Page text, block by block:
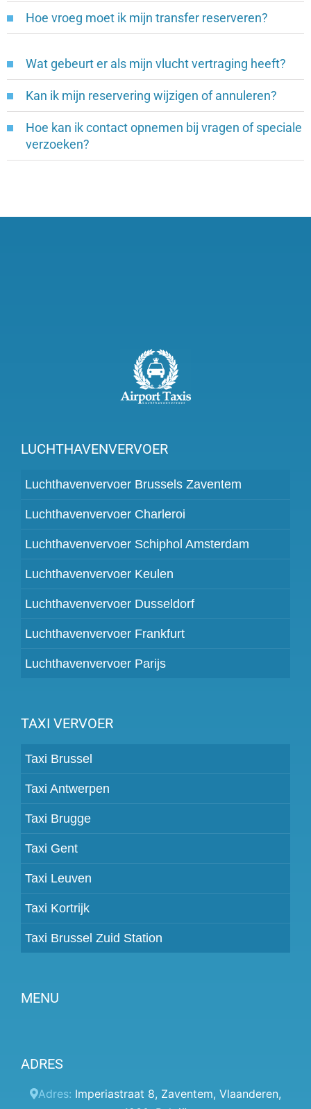
Hoe vroeg moet ik mijn transfer reserveren?
Wat gebeurt er als mijn vlucht vertraging heeft?
Kan ik mijn reservering wijzigen of annuleren?
Hoe kan ik contact opnemen bij vragen of speciale
verzoeken?
LUCHTHAVENVERVOER
Luchthavenvervoer Brussels Zaventem
Luchthavenvervoer Charleroi
Luchthavenvervoer Schiphol Amsterdam
Luchthavenvervoer Keulen
Luchthavenvervoer Dusseldorf
Luchthavenvervoer Frankfurt
Luchthavenvervoer Parijs
TAXI VERVOER
Taxi Brussel
Taxi Antwerpen
Taxi Brugge
Taxi Gent
Taxi Leuven
Taxi Kortrijk
Taxi Brussel Zuid Station
MENU
Prijzen
Klantenpaneel
ADRES
Adres: Imperiastraat 8, Zaventem, Vlaanderen,